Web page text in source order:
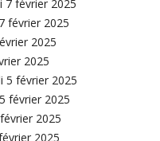
7 février 2025
février 2025
2025
2025
5 février 2025
février 2025
2025
2025